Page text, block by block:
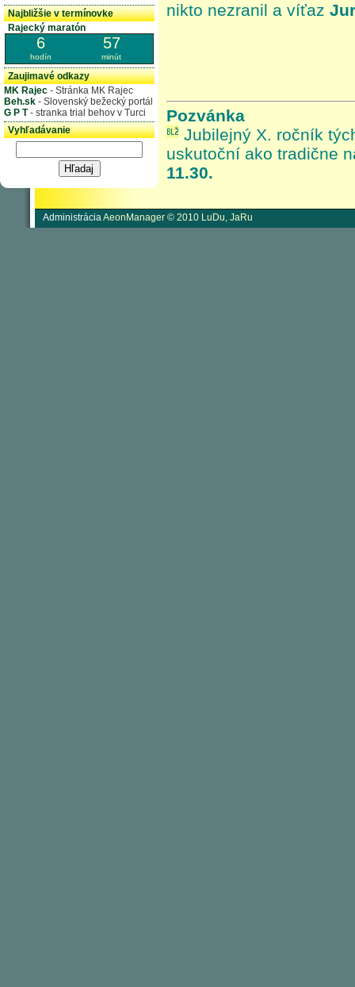
Najbližšie v termínovke
Rajecký maratón
6
hodín
57
minút
Zaujimavé odkazy
MK Rajec - Stránka MK Rajec
Beh.sk - Slovenský bežecký portál
G P T- stranka trial behov v Turci
Vyhľadávanie
nikto nezranil a víťaz
Pozvánka
Jubilejný X. ročník
uskutoční ako tradične
11.30.
AdministráciaAeonManager © 2010 LuDu, JaRu